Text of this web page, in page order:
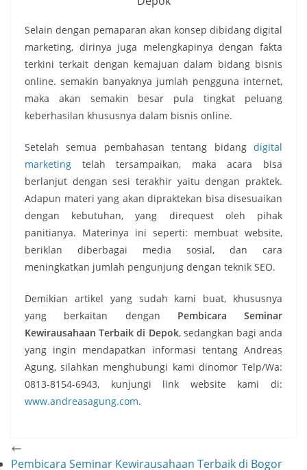
Selain dengan pemaparan akan konsep dibidang digital
marketing, dirinya juga melengkapinya dengan fakta
terkini terkait dengan kemajuan dalam bidang bisnis
online. semakin banyaknya jumlah pengguna internet,
maka akan semakin besar pula tingkat peluang
keberhasilan khususnya dalam bisnis online.
Setelah semua pembahasan tentang bidang digital
marketing telah tersampaikan, maka acara bisa
berlanjut dengan sesi terakhir yaitu dengan praktek.
Adapun materi yang akan dipraktekan bisa disesuaikan
dengan kebutuhan, yang direquest oleh pihak
panitianya. Materinya ini seperti: membuat website,
beriklan diberbagai media sosial, dan cara
meningkatkan jumlah pengunjung dengan teknik SEO.
Demikian artikel yang sudah kami buat, khususnya
yang berkaitan dengan Pembicara Seminar
Kewirausahaan Terbaik di Depok, sedangkan bagi anda
yang ingin mendapatkan informasi tentang Andreas
Agung, silahkan menghubungi kami dinomor Telp/Wa:
0813-8154-6943, kunjungi link website kami di:
www.andreasagung.com.
Pembicara Seminar Kewirausahaan Terbaik di Bogor